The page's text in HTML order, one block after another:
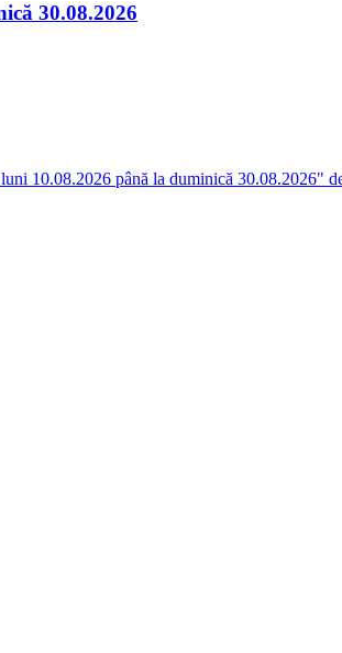
30.08.2026
10.08.2026 până la duminică 30.08.2026"